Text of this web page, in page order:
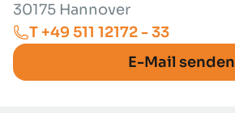
30175 Hannover
T +49 511 12172 - 33
E-Mail senden